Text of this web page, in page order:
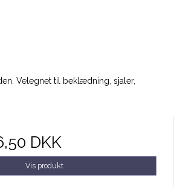
Velegnet til beklædning, sjaler,
DKK
Vis produkt